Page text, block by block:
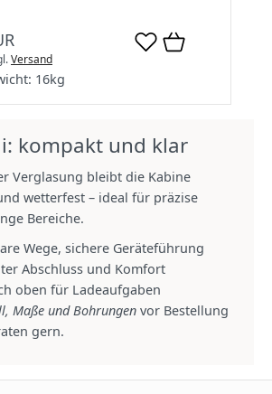
Versand
16kg
kompakt und klar
Verglasung bleibt die Kabine
wetterfest – ideal für präzise
Bereiche.
Wege, sichere Geräteführung
Abschluss und Komfort
oben für Ladeaufgaben
Maße und Bohrungen vor Bestellung
gern.